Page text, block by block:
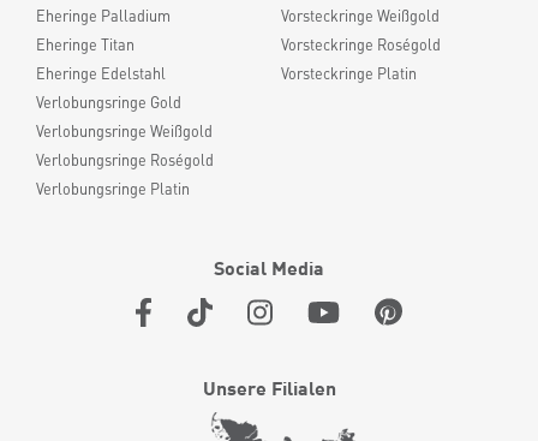
Eheringe Palladium
Eheringe Titan
Eheringe Edelstahl
Verlobungsringe Gold
Verlobungsringe Weißgold
Verlobungsringe Roségold
Verlobungsringe Platin
Vorsteckringe Weißgold
Vorsteckringe Roségold
Vorsteckringe Platin
Social Media
Unsere Filialen